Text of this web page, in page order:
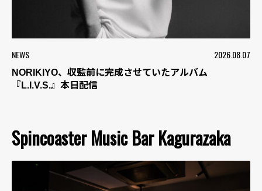
NEWS 2026.08.07
NORIKIYO、収監前に完成させていたアルバム
『L.I.V.S.』本日配信
Spincoaster Music Bar Kagurazaka